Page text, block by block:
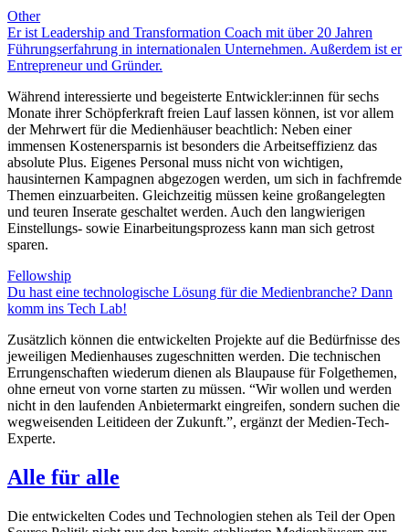
Other
Er ist Leadership and Transformation Coach mit über 20 Jahren
Führungserfahrung in internationalen Unternehmen. Außerdem ist er
Entrepreneur und Gründer.
Während interessierte und begeisterte Entwickler:innen für sechs
Monate ihrer Schöpferkraft freien Lauf lassen können, ist vor allem
der Mehrwert für die Medienhäuser beachtlich: Neben einer
immensen Kostenersparnis ist besonders die Arbeitseffizienz das
absolute Plus. Eigenes Personal muss nicht von wichtigen,
hausinternen Kampagnen abgezogen werden, um sich in fachfremde
Themen einzuarbeiten. Gleichzeitig müssen keine großangelegten
und teuren Inserate geschaltet werden. Auch den langwierigen
Einstellungs- sowie Einarbeitungsprozess kann man sich getrost
sparen.
Fellowship
Du hast eine technologische Lösung für die Medienbranche? Dann
komm ins Tech Lab!
Zusätzlich können die entwickelten Projekte auf die Bedürfnisse des
jeweiligen Medienhauses zugeschnitten werden. Die technischen
Errungenschaften wiederum dienen als Blaupause für Folgethemen,
ohne erneut von vorne starten zu müssen. “Wir wollen und werden
nicht in den laufenden Anbietermarkt eingreifen, sondern suchen die
wegweisenden Leitideen der Zukunft.”, ergänzt der Medien-Tech-
Experte.
Alle für alle
Die entwickelten Codes und Technologien stehen als Teil der Open